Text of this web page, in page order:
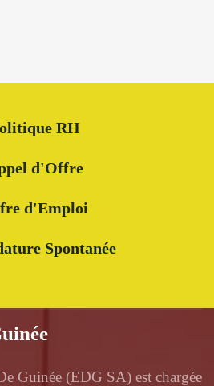
RH
d'Offre
d'Emploi
Spontanée
Guinée (EDG SA) est chargée